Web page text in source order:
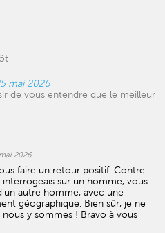
mai 2026
de vous entendre que le meilleur
2026
faire un retour positif. Contre
sur un homme, vous
autre homme, avec une
géographique. Bien sûr, je ne
y sommes ! Bravo à vous